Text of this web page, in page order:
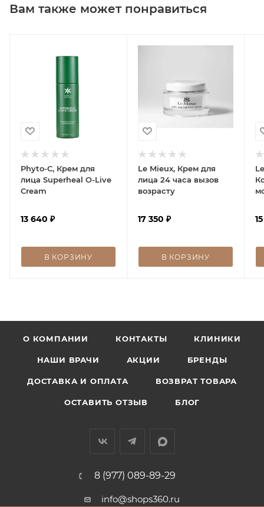
Вам также может понравиться
Phyto-C, Крем для
лица Superheal O-Live
Cream
13 640 ₽
В КОРЗИНУ
Le Mieux, Крем для
лица 24 часа вызов
возрасту
17 350 ₽
В КОРЗИНУ
О КОМПАНИИ КОНТАКТЫ КЛИНИКИ
НАШИ ВРАЧИ АКЦИИ БРЕНДЫ
ДОСТАВКА И ОПЛАТА ВОЗВРАТ ТОВАРА
ОСТАВИТЬ ОТЗЫВ БЛОГ
8 (977) 089-89-29
info@shops360.ru